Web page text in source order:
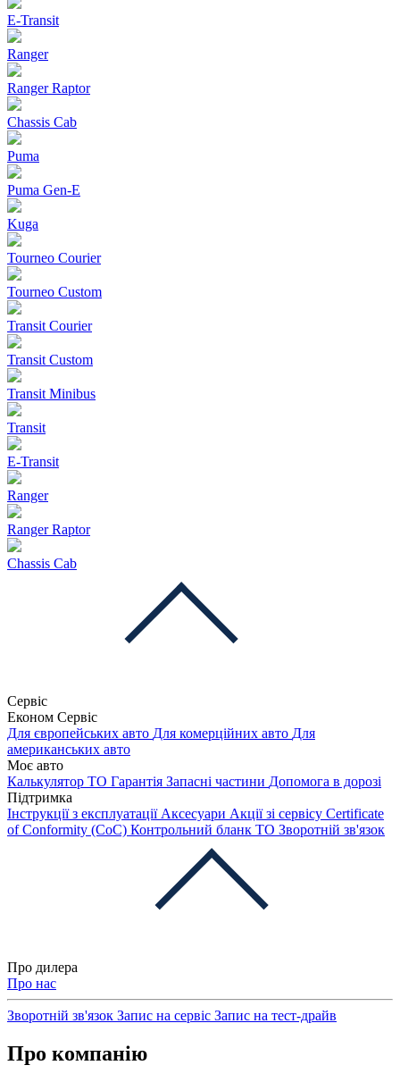
E-Transit
Ranger
Ranger Raptor
Chassis Cab
Puma
Puma Gen‑E
Kuga
Tourneo Courier
Tourneo Custom
Transit Courier
Transit Custom
Transit Minibus
Transit
E-Transit
Ranger
Ranger Raptor
Chassis Cab
Сервіс
Економ Сервіс
Для європейських авто Для комерційних авто Для
американських авто
Моє авто
Калькулятор ТО Гарантія Запасні частини Допомога в дорозі
Підтримка
Інструкції з експлуатації Аксесуари Акції зі сервісу Certificate
of Conformity (CoC) Контрольний бланк ТО Зворотній зв'язок
Про дилера
Про нас
Зворотній зв'язок Запис на сервіс Запис на тест-драйв
Про компанію